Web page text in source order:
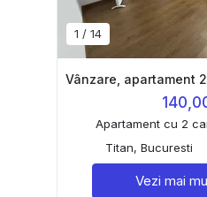
1 / 14
Vânzare, apartament
Apartament cu 2
Titan, Bucuresti
Vezi mai